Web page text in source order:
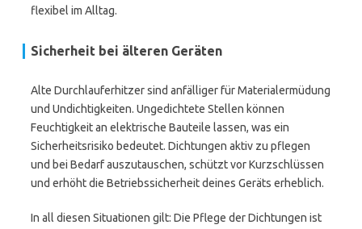
flexibel im Alltag.
Sicherheit bei älteren Geräten
Alte Durchlauferhitzer sind anfälliger für Materialermüdung
und Undichtigkeiten. Ungedichtete Stellen können
Feuchtigkeit an elektrische Bauteile lassen, was ein
Sicherheitsrisiko bedeutet. Dichtungen aktiv zu pflegen
und bei Bedarf auszutauschen, schützt vor Kurzschlüssen
und erhöht die Betriebssicherheit deines Geräts erheblich.
In all diesen Situationen gilt: Die Pflege der Dichtungen ist